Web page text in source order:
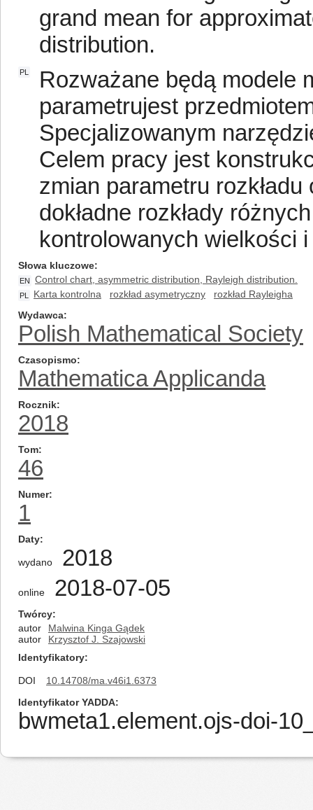
grand mean for
distribution.
PL
Rozważane będą modele
parametrujest
Specjalizowanym
Celem pracy jest
zmian parametru
dokładne rozkłady
kontrolowanych wielkości
Słowa kluczowe
EN Control chart, asymmetric distribution, Rayleigh distribution.
PL Karta kontrolna rozkład asymetryczny
rozkład Rayleigha
Wydawca
Polish Mathematical Society
Czasopismo
Mathematica Applicanda
Rocznik
2018
Tom
46
Numer
1
Daty
wydano 2018
online 2018-07-05
Twórcy
autor
Malwina Kinga Gądek
autor
Krzysztof J. Szajowski
Identyfikatory
DOI
10.14708/ma.v46i1.6373
Identyfikator YADDA
bwmeta1.element.ojs-doi-